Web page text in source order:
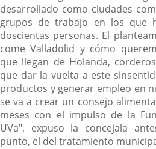
desarrollado como ciudades
grupos de trabajo en los que
doscientas personas. El
come Valladolid y cómo
que llegan de Holanda,
que dar la vuelta a este
productos y generar empleo en
se va a crear un consejo
meses con el impulso de la
UVa", expuso la concejala
punto, el del tratamiento